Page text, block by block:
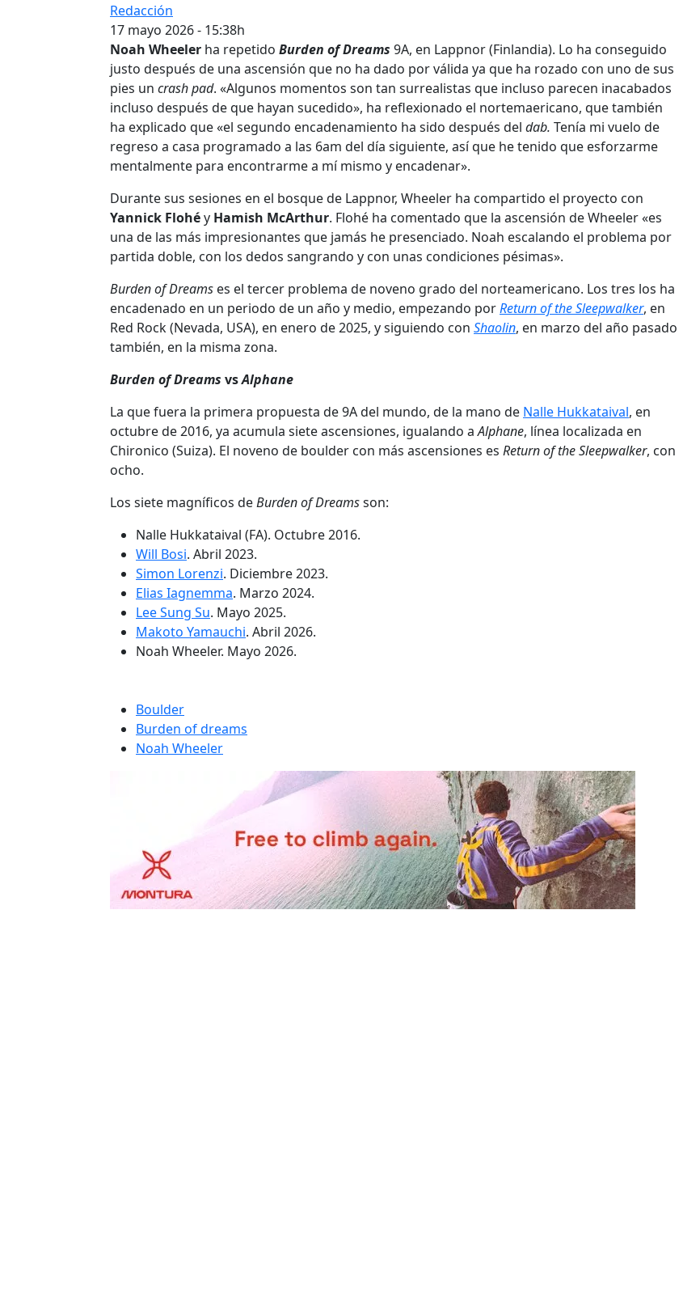
Redacción
17 mayo 2026 - 15:38h
Noah Wheeler ha repetido Burden of Dreams 9A, en Lappnor (Finlandia). Lo ha conseguido
justo después de una ascensión que no ha dado por válida ya que ha rozado con uno de sus
pies un crash pad. «Algunos momentos son tan surrealistas que incluso parecen inacabados
incluso después de que hayan sucedido», ha reflexionado el nortemaericano, que también
ha explicado que «el segundo encadenamiento ha sido después del dab. Tenía mi vuelo de
regreso a casa programado a las 6am del día siguiente, así que he tenido que esforzarme
mentalmente para encontrarme a mí mismo y encadenar».
Durante sus sesiones en el bosque de Lappnor, Wheeler ha compartido el proyecto con
Yannick Flohéy Hamish McArthur. Flohé ha comentado que la ascensión de Wheeler «es
una de las más impresionantes que jamás he presenciado. Noah escalando el problema por
partida doble, con los dedos sangrando y con unas condiciones pésimas».
Burden of Dreams es el tercer problema de noveno grado del norteamericano. Los tres los ha
encadenado en un periodo de un año y medio, empezando porReturn of the Sleepwalker, en
Red Rock (Nevada, USA), en enero de 2025, y siguiendo con Shaolin, en marzo del año pasado
también, en la misma zona.
Burden of Dreams vsAlphane
La que fuera la primera propuesta de 9A del mundo, de la mano de Nalle Hukkataival, en
octubre de 2016, ya acumula siete ascensiones, igualando aAlphane, línea localizada en
Chironico (Suiza). El noveno de boulder con más ascensiones es Return of the Sleepwalker, con
ocho.
Los siete magníficos deBurden of Dreamsson:
Nalle Hukkataival (FA). Octubre 2016.
Will Bosi. Abril 2023.
Simon Lorenzi. Diciembre 2023.
Elias Iagnemma. Marzo 2024.
Lee Sung Su. Mayo 2025.
Makoto Yamauchi. Abril 2026.
Noah Wheeler. Mayo 2026.
Boulder
Burden of dreams
Noah Wheeler